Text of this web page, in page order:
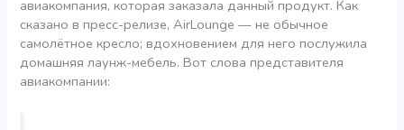
авиакомпания, которая заказала данный продукт. Как
сказано в пресс-релизе, AirLounge — не обычное
самолётное кресло; вдохновением для него послужила
домашняя лаунж-мебель. Вот слова представителя
авиакомпании: